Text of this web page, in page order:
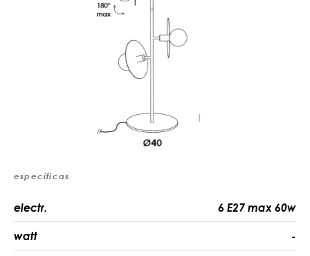
específicas
electr. 6 E27 max 60w
watt -